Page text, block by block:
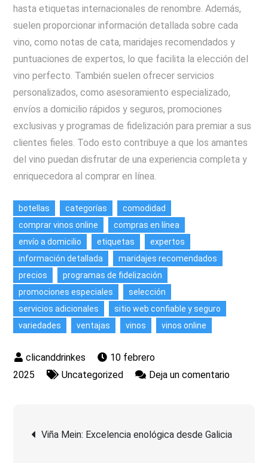
hasta etiquetas internacionales de renombre. Además,
suelen proporcionar información detallada sobre cada
vino, como notas de cata, maridajes recomendados y
puntuaciones de expertos, lo que facilita la elección del
vino perfecto. También suelen ofrecer servicios
personalizados, como asesoramiento especializado,
envíos a domicilio rápidos y seguros, promociones
exclusivas y programas de fidelización para premiar a sus
clientes fieles. Todo esto contribuye a que los amantes
del vino puedan disfrutar de una experiencia completa y
enriquecedora al comprar en línea.
botellas categorías
comodidad
comprar vinos online
compras en línea
envío a domicilio
etiquetas
expertos
información detallada
maridajes recomendados
precios
programas de fidelización
promociones especiales
selección
servicios adicionales
sitio web confiable y seguro
variedades
ventajas vinos vinos online
10 febrero
2025
Uncategorized Deja un comentarioen
Mundo
Navegación
Viña Mein: Excelencia enológica desde Galicia